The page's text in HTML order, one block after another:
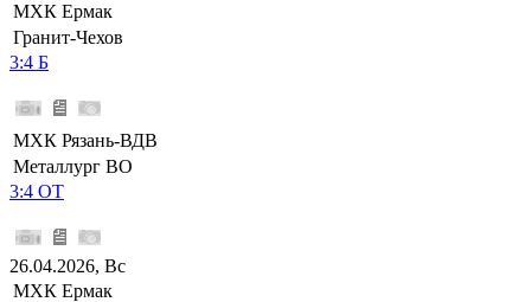
МХК Ермак
Гранит-Чехов
3:4 Б
МХК Рязань-ВДВ
Металлург ВО
3:4 ОТ
26.04.2026, Вс
МХК Ермак